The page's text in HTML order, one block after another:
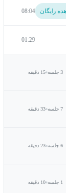
رایگان 08:04
01:29
3 جلسه 15 دقیقه
7 جلسه 33 دقیقه
6 جلسه 23 دقیقه
1 جلسه 10 دقیقه